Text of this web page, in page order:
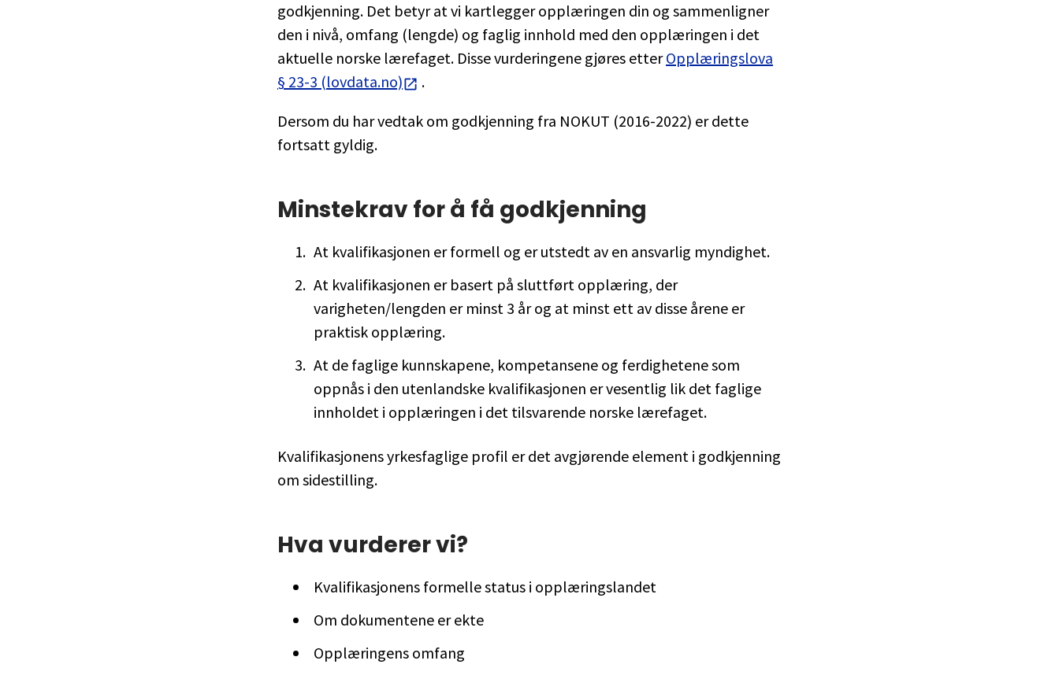
godkjenning. Det betyr at vi kartlegger opplæringen din og sammenligner
den i nivå, omfang (lengde) og faglig innhold med den opplæringen i det
aktuelle norske lærefaget. Disse vurderingene gjøres etterOpplæringslova
§ 23-3 (lovdata.no)
.
Dersom du har vedtak om godkjenning fra NOKUT (2016-2022) er dette
fortsatt gyldig.
Minstekrav for å få godkjenning
At kvalifikasjonen er formell og er utstedt av en ansvarlig myndighet.
At kvalifikasjonen er basert på sluttført opplæring, der
varigheten/lengden er minst 3 år og at minst ett av disse årene er
praktisk opplæring.
At de faglige kunnskapene, kompetansene og ferdighetene som
oppnås i den utenlandske kvalifikasjonen er vesentlig lik det faglige
innholdet i opplæringen i det tilsvarende norske lærefaget.
Kvalifikasjonens yrkesfaglige profil er det avgjørende element i godkjenning
om sidestilling.
Hva vurderer vi?
Kvalifikasjonens formelle status i opplæringslandet
Om dokumentene er ekte
Opplæringens omfang